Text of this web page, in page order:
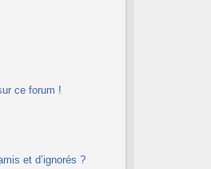
ce forum !
et d’ignorés ?